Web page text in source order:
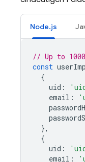
Node.js
// Up to
const
{
uid :
email :
},
{
uid :
email :